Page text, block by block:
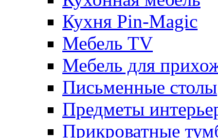
Кухня Pin-Magic
Мебель TV
Мебель для
Письменные столы
Предметы
Прикроватные